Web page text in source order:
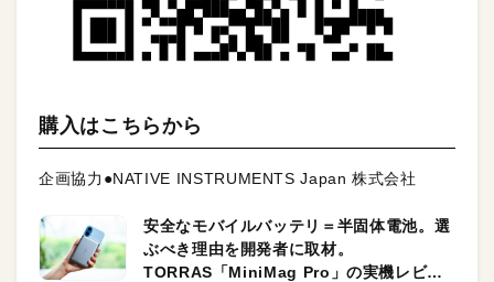
購入はこちらから
企画協力●NATIVE INSTRUMENTS Japan 株式会社
安全なモバイルバッテリ＝半固体電池。選
ぶべき理由を開発者に取材。
TORRAS「MiniMag Pro」の実機レビュ